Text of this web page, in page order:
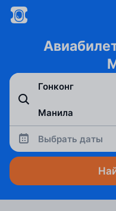
Выбрать даты